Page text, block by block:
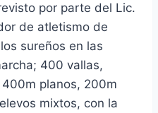
por parte del Lic.
de atletismo de
sureños en las
400 vallas,
planos, 200m
mixtos, con la